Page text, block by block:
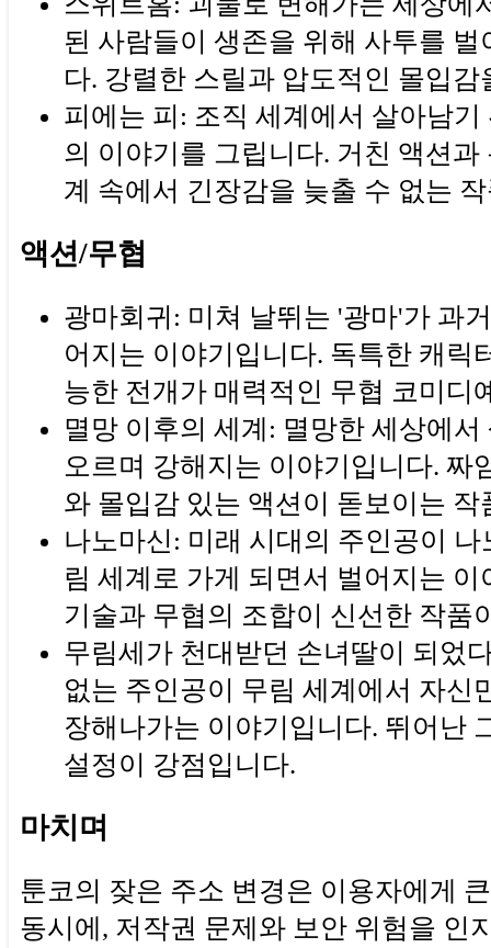
된 사람들이 생존을 위해 사투를
다. 강렬한 스릴과 압도적인 몰입감
피에는 피: 조직 세계에서 살아남기
의 이야기를 그립니다. 거친 액션과
계 속에서 긴장감을 늦출 수 없는
액션/무협
광마회귀: 미쳐 날뛰는 '광마'가 과
어지는 이야기입니다. 독특한 캐릭
능한 전개가 매력적인 무협 코미디
멸망 이후의 세계: 멸망한 세상에
오르며 강해지는 이야기입니다. 짜
와 몰입감 있는 액션이 돋보이는 작
나노마신: 미래 시대의 주인공이
림 세계로 가게 되면서 벌어지는 이
기술과 무협의 조합이 신선한 작품
무림세가 천대받던 손녀딸이 되었
없는 주인공이 무림 세계에서 자신
장해나가는 이야기입니다. 뛰어난
설정이 강점입니다.
마치며
툰코의 잦은 주소 변경은 이용자에게
동시에, 저작권 문제와 보안 위험을 인